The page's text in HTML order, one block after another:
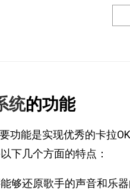
统的功能
功能是实现优秀的卡拉
下几个方面的特点：
够还原歌手的声音和乐